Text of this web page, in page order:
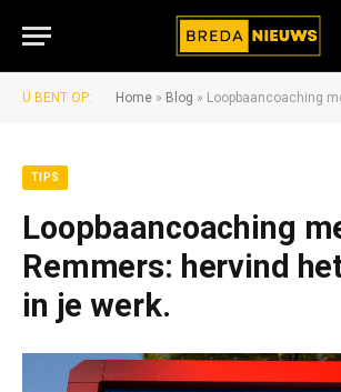
U BENT OP: Home » Blog » Loopbaancoaching met Gaby
TIPS
Loopbaancoaching
Remmers: hervind
in je werk.